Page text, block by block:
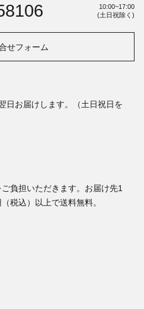
10:00~17:00
(土日祝除く)
せフォーム
日お届けします。（土日祝日を
負担いただきます。お届け先1
税込）以上で送料無料。